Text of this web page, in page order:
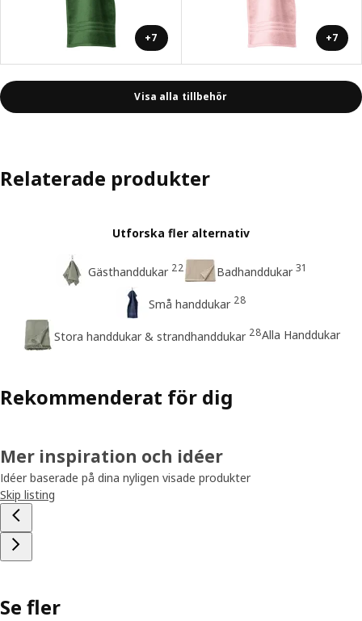
+7 +7
Visa alla tillbehör
Relaterade produkter
Utforska fler alternativ
Gästhanddukar 22 Badhanddukar 31
Små handdukar 28
Stora handdukar & strandhanddukar 28Alla Handdukar
Rekommenderat för dig
Mer inspiration och idéer
Idéer baserade på dina nyligen visade produkter
Skip listing
Se fler